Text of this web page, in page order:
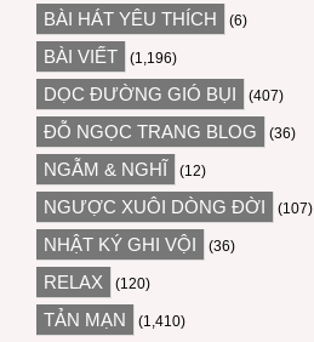
BÀI HÁT YÊU THÍCH (6)
BÀI VIẾT (1,196)
DỌC ĐƯỜNG GIÓ BỤI (407)
ĐỖ NGỌC TRANG BLOG (36)
NGẪM & NGHĨ (12)
NGƯỢC XUÔI DÒNG ĐỜI (107)
NHẬT KÝ GHI VỘI (36)
RELAX (120)
TẢN MẠN (1,410)